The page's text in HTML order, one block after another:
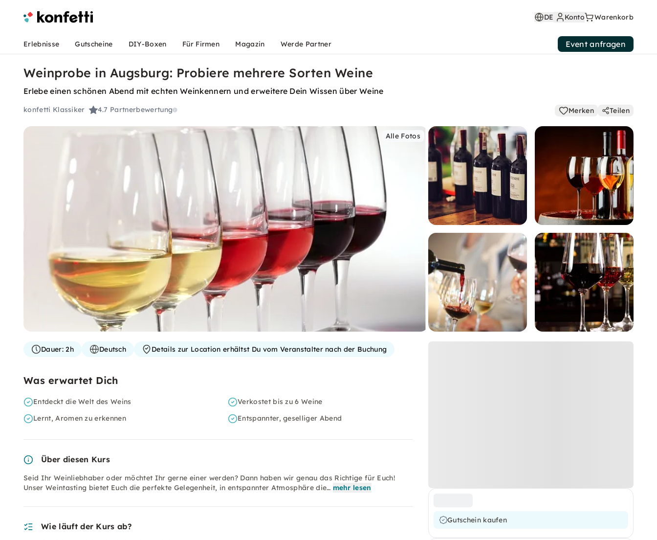
DE Konto Warenkorb
Erlebnisse Gutscheine DIY-Boxen Für Firmen Magazin Werde Partner Event anfragen
Weinprobe in Augsburg: Probiere mehrere Sorten Weine
Erlebe einen schönen Abend mit echten Weinkennern und erweitere Dein Wissen über Weine
konfetti Klassiker 4.7 Partnerbewertung Merken Teilen
Alle Fotos
Gutschein kaufen
Dauer:2h Deutsch Details zur Location erhältst Du vom Veranstalter nach der Buchung
Was erwartet Dich
Entdeckt die Welt des Weins
Verkostet bis zu 6 Weine
Lernt, Aromen zu erkennen
Entspannter, geselliger Abend
Über diesen Kurs
Seid Ihr Weinliebhaber oder möchtet Ihr gerne einer werden? Dann haben wir genau das Richtige für Euch!
Unser Weintasting bietet Euch die perfekte Gelegenheit, in entspannter Atmosphäre die… mehr lesen
Wie läuft der Kurs ab?